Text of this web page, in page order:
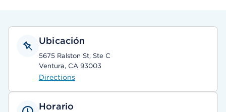
Ubicación
5675 Ralston St, Ste C
Ventura, CA 93003
Directions
Horario